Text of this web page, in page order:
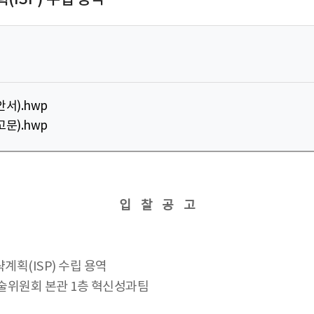
서).hwp
문).hwp
입 찰 공 고
획(ISP) 수립 용역
원회 본관 1층 혁신성과팀